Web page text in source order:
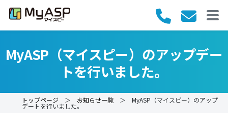
MyASP（マイスピー）のアップデー
トを行いました。
トップページ ＞ お知らせ一覧 ＞ MyASP（マイスピー）のアップ
デートを行いました。